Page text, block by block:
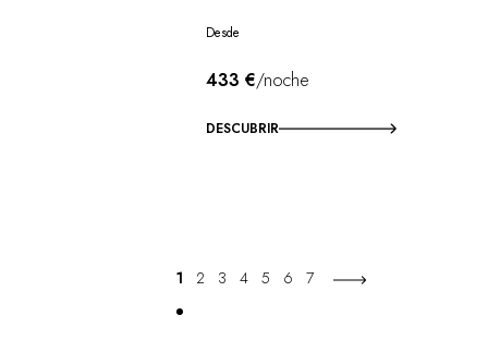
Desde
433 €/noche
DESCUBRIR
1 2 3 4 5 6 7